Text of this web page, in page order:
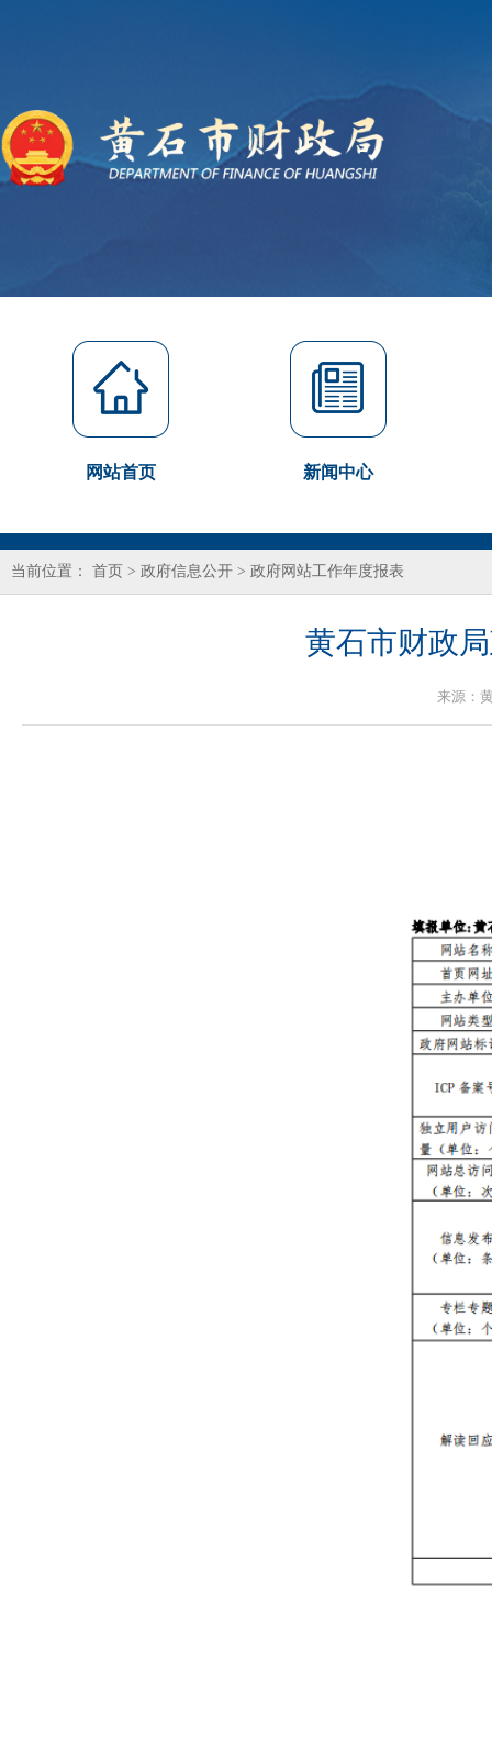
网站首页 新闻中心
当前位置： 首页 > 政府信息公开 > 政府网站工作年度报表
黄石市财政
来源：